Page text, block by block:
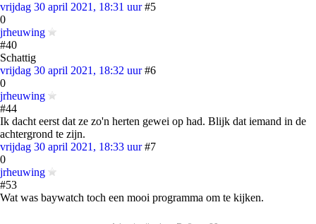
vrijdag 30 april 2021, 18:31 uur #5
0
jrheuwing
#40
Schattig
vrijdag 30 april 2021, 18:32 uur #6
0
jrheuwing
#44
Ik dacht eerst dat ze zo'n herten gewei op had. Blijk dat iemand in de
achtergrond te zijn.
vrijdag 30 april 2021, 18:33 uur #7
0
jrheuwing
#53
Wat was baywatch toch een mooi programma om te kijken.